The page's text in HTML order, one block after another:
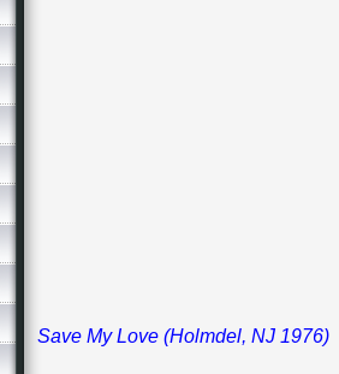
Save My Love (Holmdel, NJ 1976)